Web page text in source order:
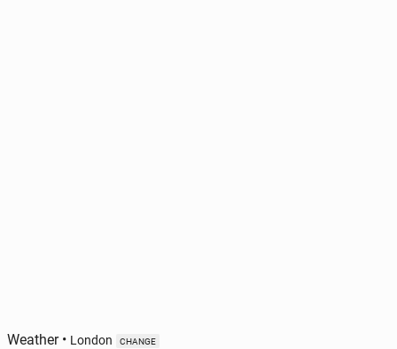
Weather• London CHANGE